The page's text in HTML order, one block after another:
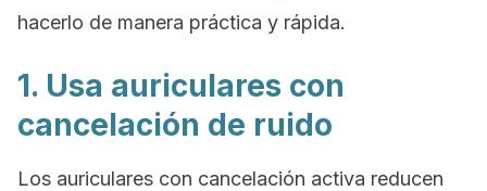
hacerlo de manera práctica y rápida.
1. Usa auriculares con
cancelación de ruido
Los auriculares con cancelación activa reducen